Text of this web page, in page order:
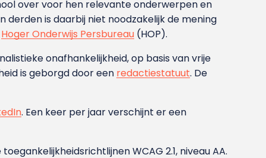
over voor hen relevante onderwerpen en
is daarbij niet noodzakelijk de mening
Hoger Onderwijs Persbureau (HOP).
onafhankelijkheid, op basis van vrije
is geborgd door een redactiestatuut. De
. Een keer per jaar verschijnt er een
WCAG 2.1, niveau AA.